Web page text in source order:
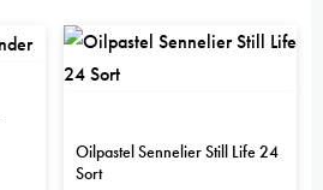
har
flera
De
olika
Oilpastel Sennelier Still Life 24
Sort